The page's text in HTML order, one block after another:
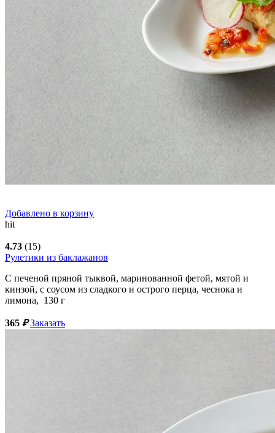
Добавлено в корзину
hit
4.73 (15)
Рулетики из баклажанов
С печеной пряной тыквой, маринованной фетой, мятой и
кинзой, с соусом из сладкого и острого перца, чеснока и
лимона, 130 г
365 ₽ Заказать